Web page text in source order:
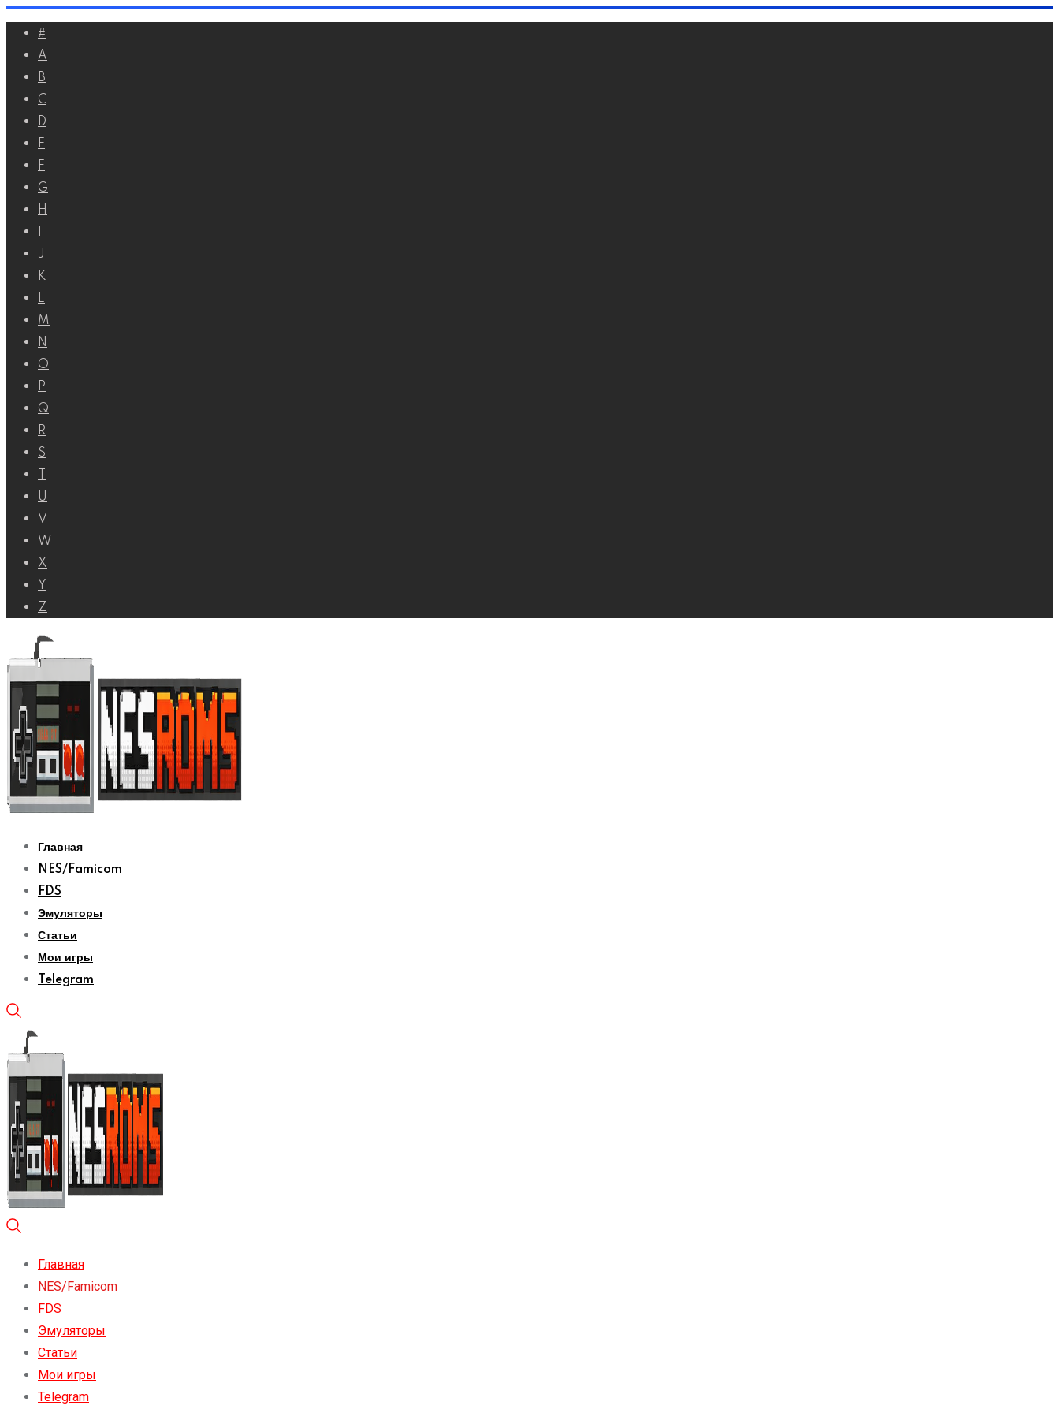
Перейти
контенту
#
A
B
C
D
E
F
G
H
J
K
L
M
N
O
P
Q
R
S
U
V
W
X
Y
Z
Главная
NES/Famicom
FDS
Эмуляторы
Статьи
Мои игры
Telegram
Главная
NES/Famicom
FDS
Эмуляторы
Статьи
Мои игры
Telegram